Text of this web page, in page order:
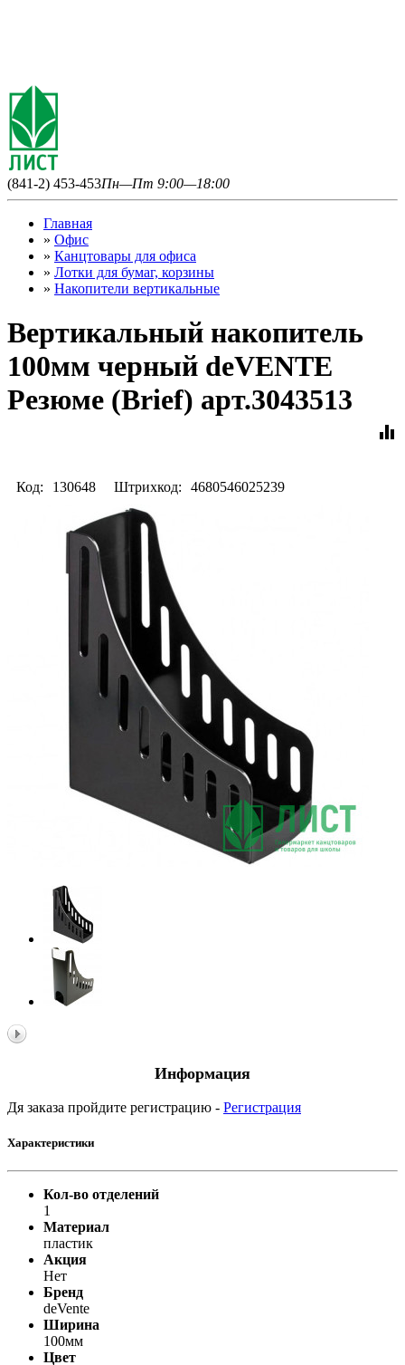
(841-2) 453-453Пн—Пт 9:00—18:00
Главная
» Офис
» Канцтовары для офиса
» Лотки для бумаг, корзины
» Накопители вертикальные
Вертикальный накопитель
100мм черный deVENTE
Резюме (Brief) арт.3043513
equalizer
Код: 130648 Штрихкод: 4680546025239
Информация
Дя заказа пройдите регистрацию - Регистрация
Характеристики
Кол-во отделений
1
Материал
пластик
Акция
Нет
Бренд
deVente
Ширина
100мм
Цвет